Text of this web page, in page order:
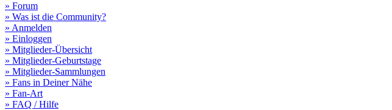
» Forum
» Was ist die Community?
» Anmelden
» Einloggen
» Mitglieder-Übersicht
» Mitglieder-Geburtstage
» Mitglieder-Sammlungen
» Fans in Deiner Nähe
» Fan-Art
» FAQ / Hilfe